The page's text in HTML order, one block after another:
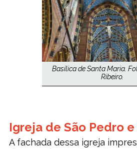
Basílica de Santa Maria.
Ribeiro.
Igreja de São Pedro e
A fachada dessa igreja